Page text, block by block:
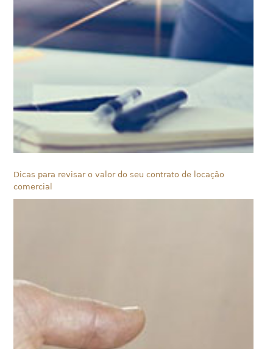
Dicas para revisar o valor do seu contrato de locação
comercial